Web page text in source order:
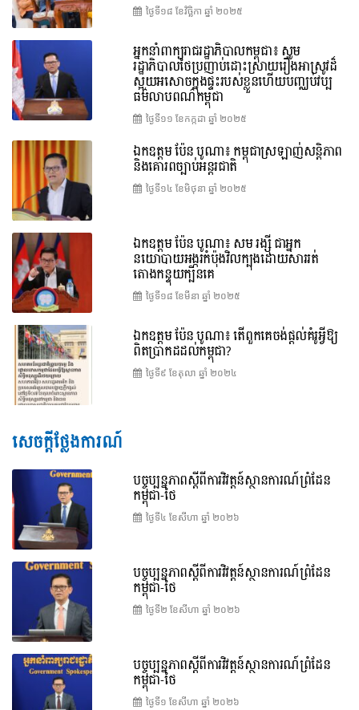
ថ្ងៃទី១៨ ខែ​វិច្ឆិកា ឆ្នាំ ២០២៥
អ្នកនាំពាក្យរាជរដ្ឋាភិបាលកម្ពុជា៖ សូម
រដ្ឋាភិបាលថៃប្រញាប់ដោះស្រាយរឿងអាស្រូវដ៏
ស្អុយអសោចក្នុងផ្ទះរបស់ខ្លួនហើយបញ្ឈប់វប្ប
ធម៌លាបពណ៌កម្ពុជា
ថ្ងៃទី១១ ខែ​កក្កដា ឆ្នាំ ២០២៥
ឯកឧត្តម ប៉ែន បូណា៖ កម្ពុជាស្រឡាញ់សន្តិភាព
និងគោរពច្បាប់អន្តរជាតិ
ថ្ងៃទី១៤ ខែ​មិថុនា ឆ្នាំ ២០២៥
ឯកឧត្តម ប៉ែន បូណា៖ សម រង្ស៊ី ជាអ្នក
នយោបាយអង្ករកំប៉ុងវិលក្បុងដោយសាររត់
តោងកន្ទុយក្បិនគេ
ថ្ងៃទី១៨ ខែ​មីនា ឆ្នាំ ២០២៥
ឯកឧត្តម ប៉ែន បូណា៖ តើពួកគេចង់ផ្តល់គំរូអ្វីឱ្យ
ពិតប្រាកដដល់កម្ពុជា?
ថ្ងៃទី៩ ខែ​តុលា ឆ្នាំ ២០២៤
សេចក្តីថ្លែងការណ៍
បច្ចុប្បន្នភាពស្ដីពីការវិវត្តន៍ស្ថានការណ៍ព្រំដែន
កម្ពុជា-ថៃ
ថ្ងៃទី៤ ខែ​សីហា ឆ្នាំ ២០២៦
បច្ចុប្បន្នភាពស្ដីពីការវិវត្តន៍ស្ថានការណ៍ព្រំដែន
កម្ពុជា-ថៃ
ថ្ងៃទី២ ខែ​សីហា ឆ្នាំ ២០២៦
បច្ចុប្បន្នភាពស្ដីពីការវិវត្តន៍ស្ថានការណ៍ព្រំដែន
កម្ពុជា-ថៃ
ថ្ងៃទី១ ខែ​សីហា ឆ្នាំ ២០២៦